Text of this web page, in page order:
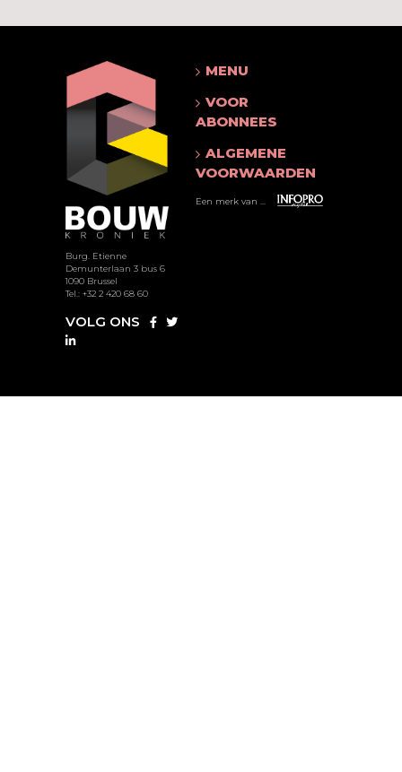
Burg. Etienne
Demunterlaan 3 bus 6
1090 Brussel
Tel.: +32 2 420 68 60
VOLG ONS
MENU
VOOR
ABONNEES
ALGEMENE
VOORWAARDEN
Een merk van ...